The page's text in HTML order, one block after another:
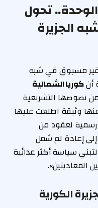
تحول
الجزيرة
مسبوق في شبه
أنكوريا الشمالية
نصوصها التشريعية
وثيقة اطلعت عليها
رسمية لعقود من
إعادة لم شمل
سياسة أكثر عدائية
المعاديتين».
الكورية